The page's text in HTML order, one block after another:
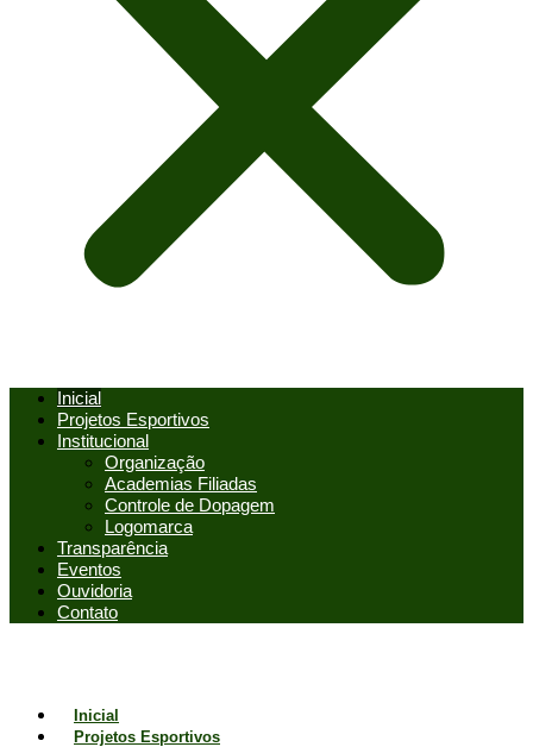
Inicial
Projetos Esportivos
Institucional
Organização
Academias Filiadas
Controle de Dopagem
Logomarca
Transparência
Eventos
Ouvidoria
Contato
Inicial
Projetos Esportivos